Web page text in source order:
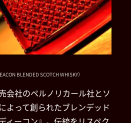
BLENDED SCOTCH WHISKY）
会社のペルノリカール社とソ
よって創られたブレンデッド